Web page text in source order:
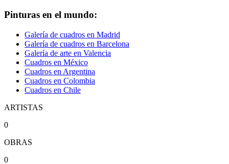
Pinturas en el mundo:
Galería de cuadros en Madrid
Galería de cuadros en Barcelona
Galería de arte en Valencia
Cuadros en México
Cuadros en Argentina
Cuadros en Colombia
Cuadros en Chile
ARTISTAS
0
OBRAS
0